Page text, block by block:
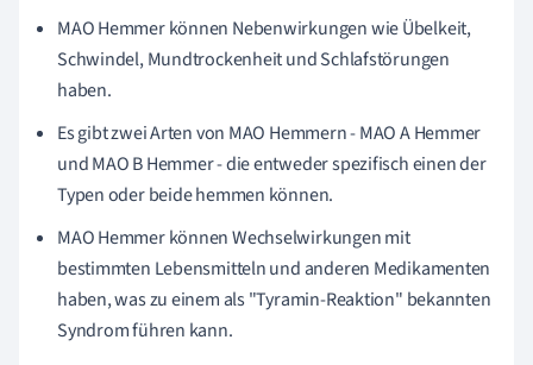
MAO Hemmer können Nebenwirkungen wie Übelkeit,
Schwindel, Mundtrockenheit und Schlafstörungen
haben.
Es gibt zwei Arten von MAO Hemmern - MAO A Hemmer
und MAO B Hemmer - die entweder spezifisch einen der
Typen oder beide hemmen können.
MAO Hemmer können Wechselwirkungen mit
bestimmten Lebensmitteln und anderen Medikamenten
haben, was zu einem als "Tyramin-Reaktion" bekannten
Syndrom führen kann.